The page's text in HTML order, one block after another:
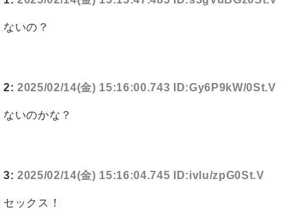
ないの？
2: 2025/02/14(金) 15:16:00.743 ID:Gy6P9kW/0St.V
ないのかな？
3: 2025/02/14(金) 15:16:04.745 ID:ivlu/zpG0St.V
セックス！